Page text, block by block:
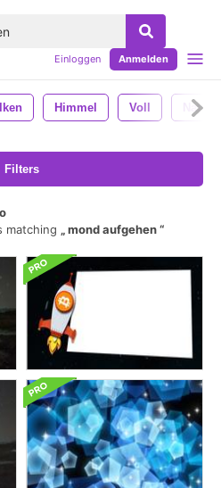
Einloggen Anmelden
Himmel Voll Natur
Filters
matching
mond aufgehen